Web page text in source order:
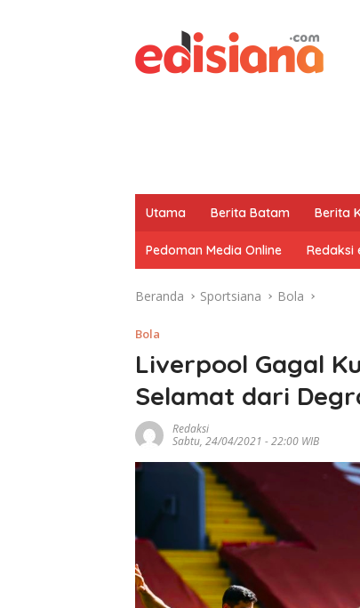
Utama Berita Batam Berita
Pedoman Media Online Redaksi
Beranda Sportsiana Bola
Bola
Liverpool Gagal
Selamat dari
Redaksi
Sabtu, 24/04/2021 - 22:00 WIB